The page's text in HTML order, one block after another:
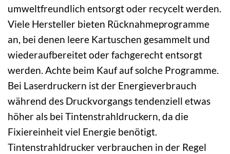
umweltfreundlich entsorgt oder recycelt werden.
Viele Hersteller bieten Rücknahmeprogramme
an, bei denen leere Kartuschen gesammelt und
wiederaufbereitet oder fachgerecht entsorgt
werden. Achte beim Kauf auf solche Programme.
Bei Laserdruckern ist der Energieverbrauch
während des Druckvorgangs tendenziell etwas
höher als bei Tintenstrahldruckern, da die
Fixiereinheit viel Energie benötigt.
Tintenstrahldrucker verbrauchen in der Regel